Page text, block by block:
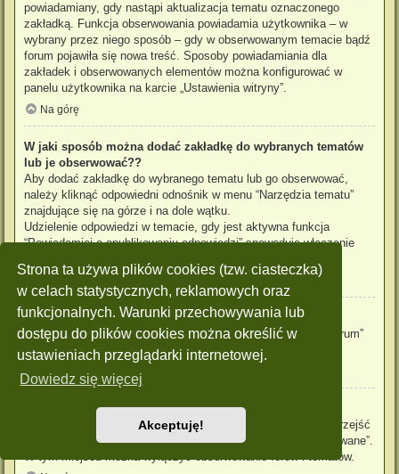
Strona ta używa plików cookies (tzw. ciasteczka)
w celach statystycznych, reklamowych oraz
funkcjonalnych. Warunki przechowywania lub
dostępu do plików cookies można określić w
ustawieniach przeglądarki internetowej.
Dowiedz się więcej
Akceptuję!
powiadamiany, gdy nastąpi aktualizacja tematu oznaczonego
zakładką. Funkcja obserwowania powiadamia użytkownika – w
wybrany przez niego sposób – gdy w obserwowanym temacie bądź
forum pojawiła się nowa treść. Sposoby powiadamiania dla
zakładek i obserwowanych elementów można konfigurować w
panelu użytkownika na karcie „Ustawienia witryny”.
Na górę
W jaki sposób można dodać zakładkę do wybranych tematów
lub je obserwować??
Aby dodać zakładkę do wybranego tematu lub go obserwować,
należy kliknąć odpowiedni odnośnik w menu “Narzędzia tematu”
znajdujące się na górze i na dole wątku.
Udzielenie odpowiedzi w temacie, gdy jest aktywna funkcja
“Powiadamiaj o opublikowaniu odpowiedzi” spowoduje włączenie
Jak obserwować wybrane forum?
Aby obserwować wybrane forum, należy kliknąć „Obserwuj forum”
znajdujący się na dole strony.
Na górę
W jaki sposób usunąć obserwowanie forum, tematu?
Aby wyłączyć funkcję obserwowania forum, tematu, należy przejść
do panelu zarządzania kontem i następnie do karty “Obserwowane”.
W tym miejscu można wyłączyć obserwowanie forów i tematów.